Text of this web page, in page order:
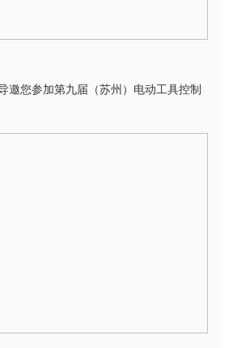
邀您参加第九届（苏州）电动工具控制